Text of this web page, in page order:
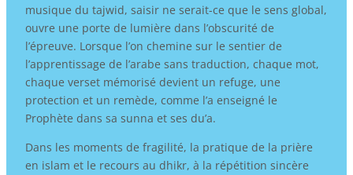
musique du tajwid, saisir ne serait-ce que le sens global,
ouvre une porte de lumière dans l’obscurité de
l’épreuve. Lorsque l’on chemine sur le sentier de
l’apprentissage de l’arabe sans traduction, chaque mot,
chaque verset mémorisé devient un refuge, une
protection et un remède, comme l’a enseigné le
Prophète dans sa sunna et ses du’a.
Dans les moments de fragilité, la pratique de la prière
en islam et le recours au dhikr, à la répétition sincère